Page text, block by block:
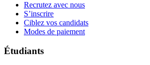
Recrutez avec nous
S’inscrire
Ciblez vos candidats
Modes de paiement
Étudiants